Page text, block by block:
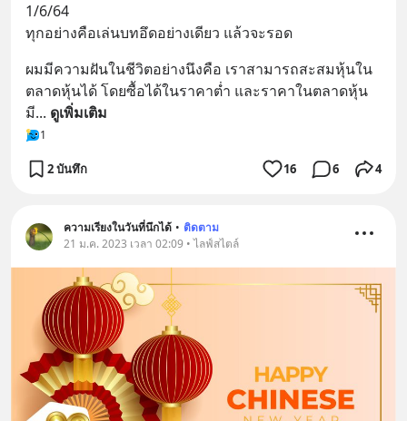
1/6/64
ทุกอย่างคือเล่นบทอึดอย่างเดียว แล้วจะรอด
ผมมีความฝันในชีวิตอย่างนึงคือ เราสามารถสะสมหุ้นใน
ตลาดหุ้นได้ โดยซื้อได้ในราคาต่ำ และราคาในตลาดหุ้น
มี... ดูเพิ่มเติม
1
2 บันทึก 16 6 4
ความเรียงในวันที่นึกได้ • ติดตาม
21 ม.ค. 2023 เวลา 02:09 • ไลฟ์สไตล์